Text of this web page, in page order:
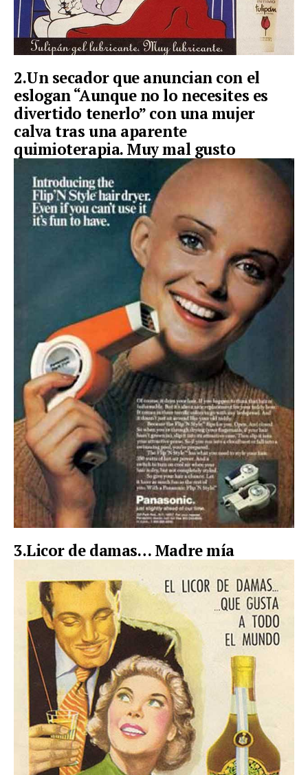
2.Un secador que anuncian con el
eslogan “Aunque no lo necesites es
divertido tenerlo” con una mujer
calva tras una aparente
quimioterapia. Muy mal gusto
3.Licor de damas… Madre mía